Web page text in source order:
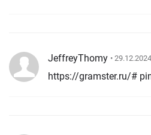
JeffreyThomy •
https://gramster.ru/#